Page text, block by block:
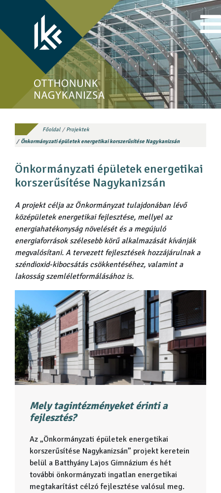
Főoldal
Projektek
Önkormányzati épületek energetikai korszerűsítése Nagykanizsán
Önkormányzati épületek energetikai
korszerűsítése Nagykanizsán
A projekt célja az Önkormányzat tulajdonában lévő
középületek energetikai fejlesztése, mellyel az
energiahatékonyság növelését és a megújuló
energiaforrások szélesebb körű alkalmazását kívánják
megvalósítani. A tervezett fejlesztések hozzájárulnak a
széndioxid-kibocsátás csökkentéséhez, valamint a
lakosság szemléletformálásához is.
Mely tagintézményeket érinti a
fejlesztés?
Az „Önkormányzati épületek energetikai
korszerűsítése Nagykanizsán” projekt keretein
belül a Batthyány Lajos Gimnázium és hét
további önkormányzati ingatlan energetikai
megtakarítást célzó fejlesztése valósul meg.